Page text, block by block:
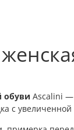
обуви Ascalini —
с